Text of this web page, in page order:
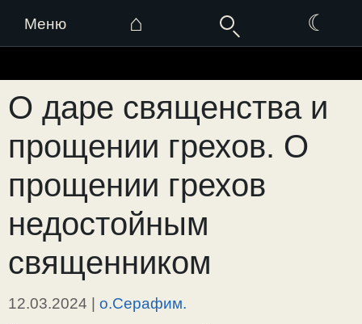
Меню ⌂ ☾
к
содержимому
О даре священства и
прощении грехов. О
прощении грехов
недостойным
священником
12.03.2024 | о.Серафим.